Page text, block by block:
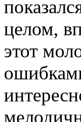
целом,
этот